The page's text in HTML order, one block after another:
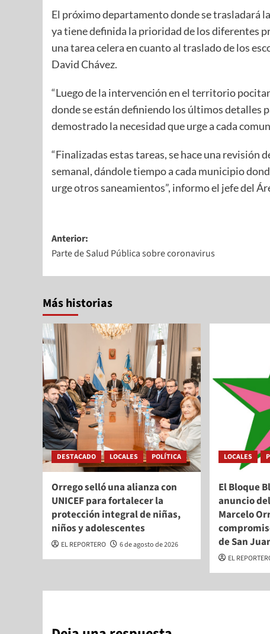
El próximo departamento donde se trasladará
ya tiene definida la prioridad de los diferentes
una tarea celera en cuanto al traslado de los
David Chávez.
“Luego de la intervención en el territorio
donde se están definiendo los últimos detalles
demostrado la necesidad que urge a cada
“Finalizadas estas tareas, se hace una revisión
semanal, dándole tiempo a cada municipio
urge otros saneamientos”, informo el jefe del
Anterior:
Parte de Salud Pública sobre coronavirus
Más historias
DESTACADO LOCALES POLÍTICA
Orrego selló una alianza con
UNICEF para fortalecer la
protección integral de niñas,
niños y adolescentes
EL REPORTERO 6 de agosto de 2026
LOCALES
El Bloque
anuncio
Marcelo
de San
EL